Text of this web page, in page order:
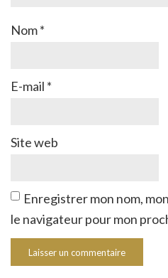
Nom*
E-mail *
Site web
Enregistrer mon nom,
le navigateur pour mon